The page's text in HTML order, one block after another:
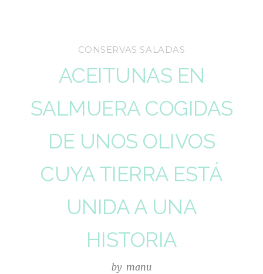
CONSERVAS SALADAS
ACEITUNAS EN
SALMUERA COGIDAS
DE UNOS OLIVOS
CUYA TIERRA ESTÁ
UNIDA A UNA
HISTORIA
by manu